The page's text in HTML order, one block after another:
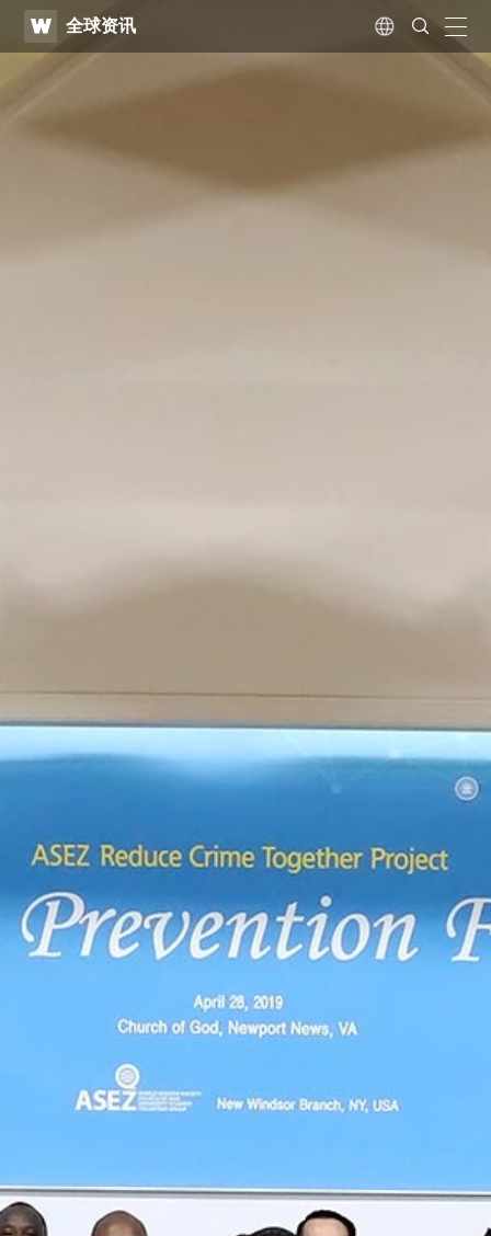
WATV全球资讯 Language
Search
Submit